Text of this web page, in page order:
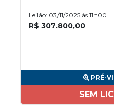
Leilão: 03/11/2025 às 11h00
R$ 307.800,00
PRÉ-
SEM